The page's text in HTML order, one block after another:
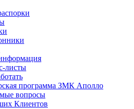
листы
программа ЗМК Аполло
вопросы
Клиентов